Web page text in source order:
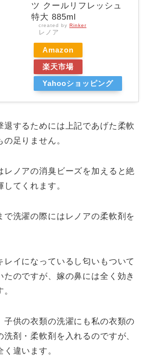
ツ クールリフレッシュ
特大 885ml
created by Rinker
レノア
Amazon
楽天市場
Yahooショッピング
退するためには上記であげた柔軟
足りません。
レノアの消臭ビーズを加えると絶
てくれます。
で洗濯の際にはレノアの柔軟剤を
レイになっているし匂いもついて
たのですが、嫁の鼻には全く効き
子供の衣類の洗濯にも私の衣類の
剤・柔軟剤を入れるのですが、
違います。